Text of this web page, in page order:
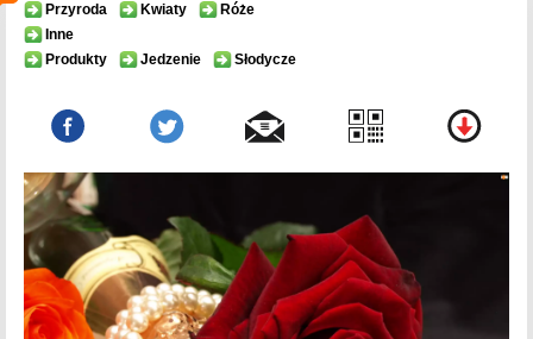
Przyroda Kwiaty
Róże
Inne
Produkty
Jedzenie Słodycze